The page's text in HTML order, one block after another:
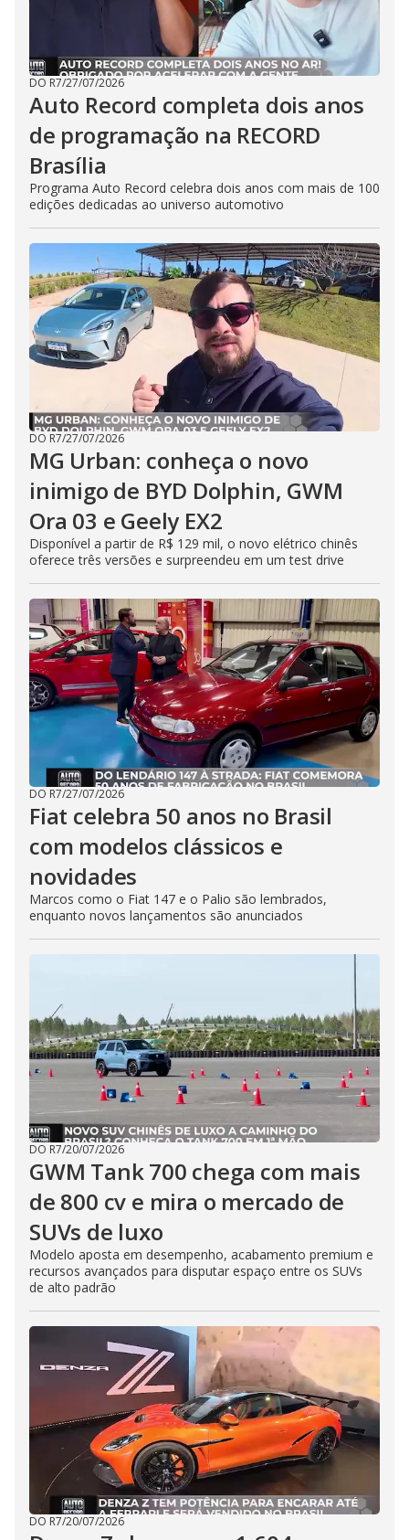
DO R7/27/07/2026
Auto Record completa dois anos
de programação na RECORD
Brasília
Programa Auto Record celebra dois anos com mais de 100
edições dedicadas ao universo automotivo
DO R7/27/07/2026
MG Urban: conheça o novo
inimigo de BYD Dolphin, GWM
Ora 03 e Geely EX2
Disponível a partir de R$ 129 mil, o novo elétrico chinês
oferece três versões e surpreendeu em um test drive
DO R7/27/07/2026
Fiat celebra 50 anos no Brasil
com modelos clássicos e
novidades
Marcos como o Fiat 147 e o Palio são lembrados,
enquanto novos lançamentos são anunciados
DO R7/20/07/2026
GWM Tank 700 chega com mais
de 800 cv e mira o mercado de
SUVs de luxo
Modelo aposta em desempenho, acabamento premium e
recursos avançados para disputar espaço entre os SUVs
de alto padrão
DO R7/20/07/2026